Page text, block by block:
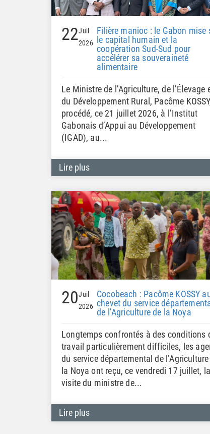
22Juil
2026
Filière manioc : le Gabon mise
le capital humain et la
coopération Sud-Sud pour
accélérer sa souveraineté
alimentaire
Le Ministre de l’Agriculture, de l’Élevage
du Développement Rural, Pacôme
procédé, ce 21 juillet 2026, à l’Institut
Gabonais d’Appui au Développement
(IGAD), au...
Lire plus
20Juil
2026
Cocobeach : Pacôme KOSSY
chevet du service
de l’Agriculture de la Noya
Longtemps confrontés à des conditions
travail particulièrement difficiles, les
du service départemental de
la Noya ont reçu, ce vendredi 17 juillet, la
visite du ministre de...
Lire plus